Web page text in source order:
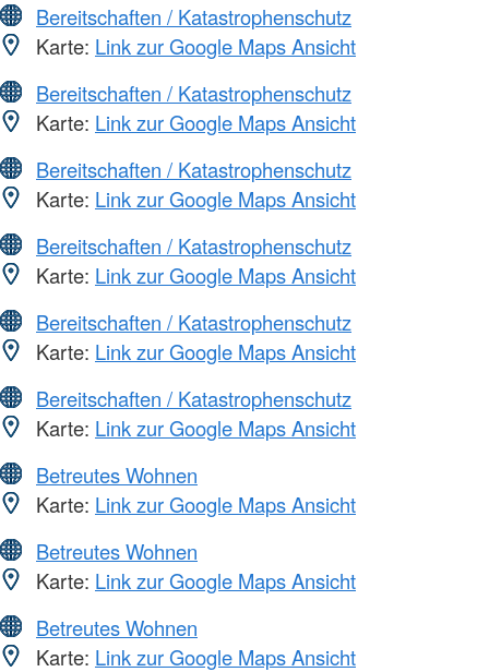
Bereitschaften / Katastrophenschutz
Karte: Link zur Google Maps Ansicht
Bereitschaften / Katastrophenschutz
Karte: Link zur Google Maps Ansicht
Bereitschaften / Katastrophenschutz
Karte: Link zur Google Maps Ansicht
Bereitschaften / Katastrophenschutz
Karte: Link zur Google Maps Ansicht
Bereitschaften / Katastrophenschutz
Karte: Link zur Google Maps Ansicht
Bereitschaften / Katastrophenschutz
Karte: Link zur Google Maps Ansicht
Betreutes Wohnen
Karte: Link zur Google Maps Ansicht
Betreutes Wohnen
Karte: Link zur Google Maps Ansicht
Betreutes Wohnen
Karte: Link zur Google Maps Ansicht